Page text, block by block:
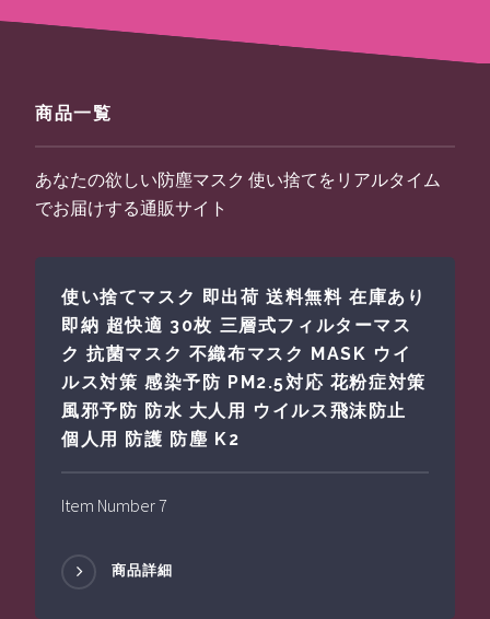
商品一覧
あなたの欲しい防塵マスク 使い捨てをリアルタイム
でお届けする通販サイト
使い捨てマスク 即出荷 送料無料 在庫あり
即納 超快適 30枚 三層式フィルターマス
ク 抗菌マスク 不織布マスク MASK ウイ
ルス対策 感染予防 PM2.5対応 花粉症対策
風邪予防 防水 大人用 ウイルス飛沫防止
個人用 防護 防塵 K2
Item Number 7
商品詳細